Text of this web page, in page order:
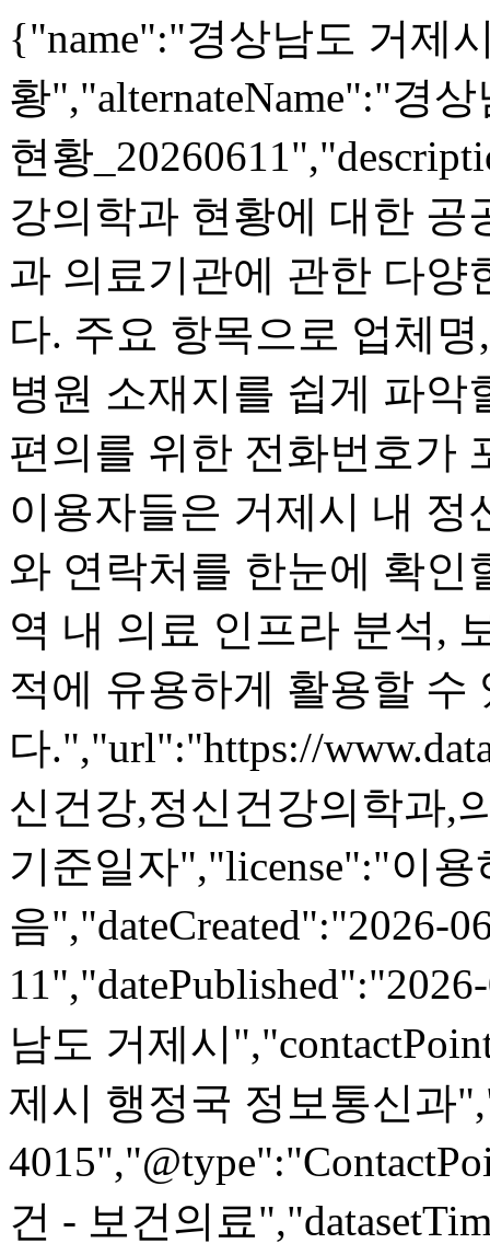
{"name":"경상남도 거제
황","alternateName":"경
현황
강의학과 현황에 대한
과 의료기관에 관한 다양
다. 주요 항목으로 업체
병원 소재지를 쉽게 파악
편의를 위한 전화번호가
이용자들은 거제시 내
와 연락처를 한눈에 확인
역 내 의료 인프라 분석,
적에 유용하게 활용할 수
다.","url":"https://
신건강,정신건강의학과,
기준일자","license":"이
음","dateCreated":"2026-
남도 거제시
제시 행정국 정보통신과
건 - 보건의료